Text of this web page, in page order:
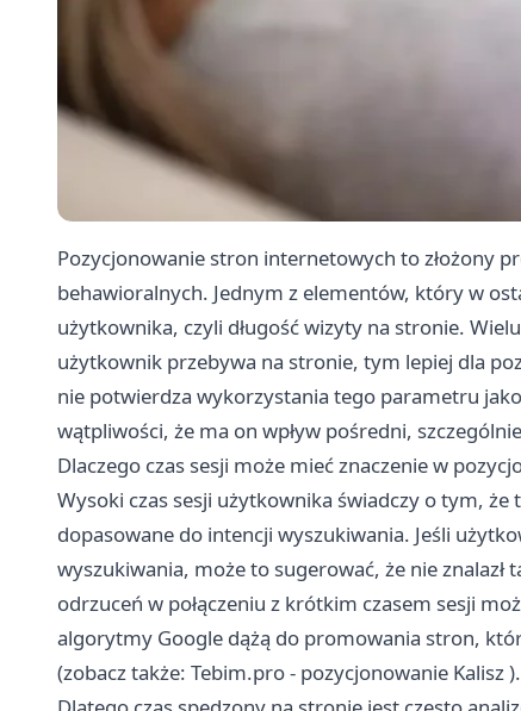
Pozycjonowanie stron internetowych to złożony
behawioralnych. Jednym z elementów, który w
użytkownika, czyli długość wizyty na stronie.
użytkownik przebywa na stronie, tym lepiej dla
nie potwierdza wykorzystania tego parametru
wątpliwości, że ma on wpływ pośredni,
Dlaczego czas sesji może mieć znaczenie w
Wysoki czas sesji użytkownika świadczy o tym,
dopasowane do intencji wyszukiwania. Jeśli
wyszukiwania, może to sugerować, że nie
odrzuceń w połączeniu z krótkim czasem sesji
algorytmy Google dążą do promowania stron,
(zobacz także: Tebim.pro - pozycjonowanie Kalisz).